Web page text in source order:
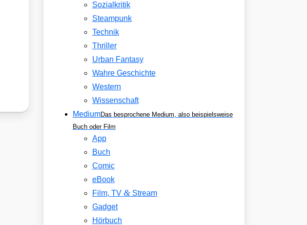
Sozialkritik
Steampunk
Technik
Thriller
Urban Fantasy
Wahre Geschichte
Western
Wissenschaft
MediumDas besprochene Medium, also beispielsweise
Buch oder Film
App
Buch
Comic
eBook
Film, TV &Stream
Gadget
Hörbuch